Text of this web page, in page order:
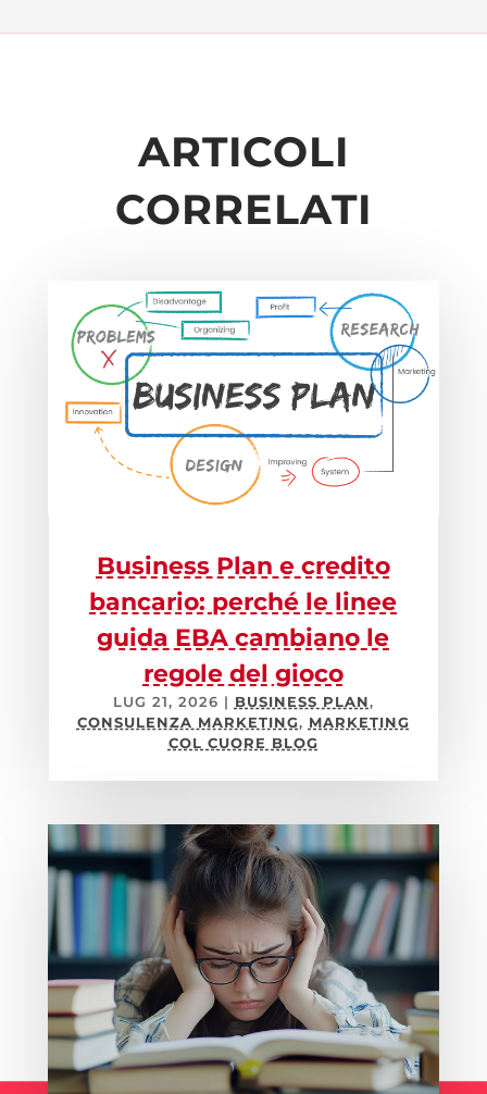
ARTICOLI
CORRELATI
Business Plan e credito
bancario: perché le linee
guida EBA cambiano le
regole del gioco
LUG 21, 2026 | BUSINESS PLAN,
CONSULENZA MARKETING, MARKETING
COL CUORE BLOG